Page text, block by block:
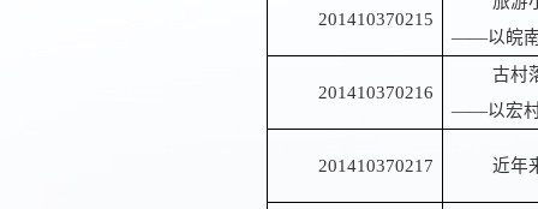
201410370215
——以皖南
201410370216
古村
——以宏
201410370217 近年